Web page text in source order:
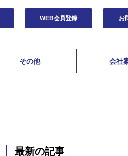
WEB会員登録 お
その他 会社
最新の記事